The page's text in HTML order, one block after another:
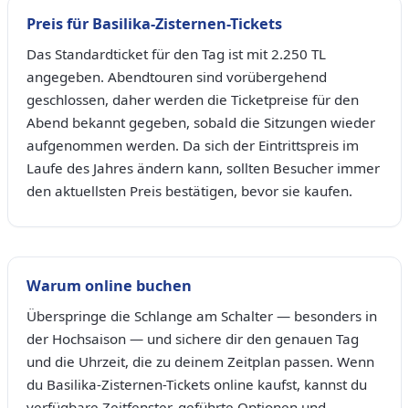
Preis für Basilika-Zisternen-Tickets
Das Standardticket für den Tag ist mit 2.250 TL
angegeben. Abendtouren sind vorübergehend
geschlossen, daher werden die Ticketpreise für den
Abend bekannt gegeben, sobald die Sitzungen wieder
aufgenommen werden. Da sich der Eintrittspreis im
Laufe des Jahres ändern kann, sollten Besucher immer
den aktuellsten Preis bestätigen, bevor sie kaufen.
Warum online buchen
Überspringe die Schlange am Schalter — besonders in
der Hochsaison — und sichere dir den genauen Tag
und die Uhrzeit, die zu deinem Zeitplan passen. Wenn
du Basilika-Zisternen-Tickets online kaufst, kannst du